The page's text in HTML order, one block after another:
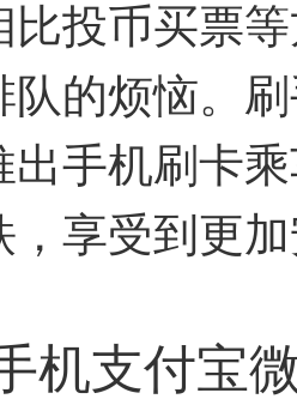
币买票等
队的烦恼。
出手机刷卡
，享受到更
支付宝微